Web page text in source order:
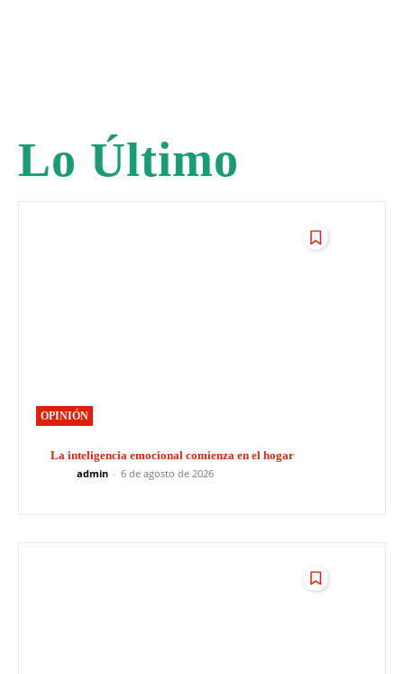
Lo Último
OPINIÓN
La inteligencia emocional comienza en el hogar
admin - 6 de agosto de 2026